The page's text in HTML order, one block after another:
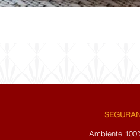
Ambiente